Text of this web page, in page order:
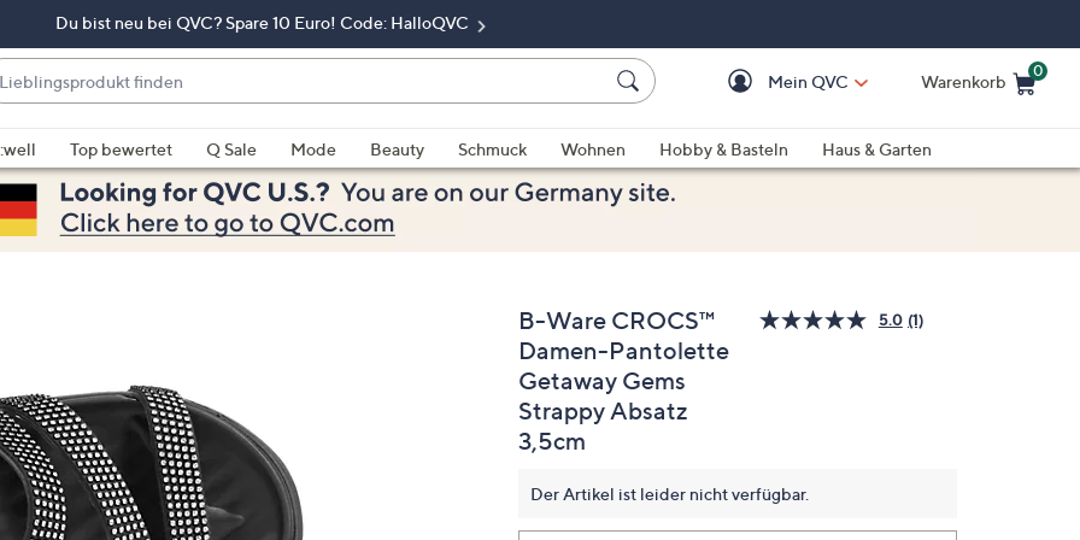
Du bist neu bei QVC? Spare 10 Euro! Code: HalloQVC
Mein QVC Warenkorb
0
Top bewertet Q Sale Mode Beauty Schmuck Wohnen Hobby & Basteln
Haus & Garten
B-Ware CROCS™
Damen-Pantolette
Getaway Gems
Strappy Absatz
3,5cm
5.0 Bewertung
(1)
Der Artikel ist leider nicht verfügbar.